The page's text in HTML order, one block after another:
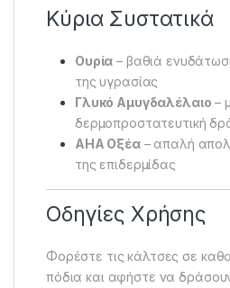
Κύρια Συστατικά
Ουρία – βαθιά
της υγρασίας
Γλυκό Αμυγδαλέλαιο –
δερμοπροστατευτική
AHA Οξέα– απαλή
της επιδερμίδας
Οδηγίες Χρήσης
Φορέστε τις κάλτσες σε
πόδια και αφήστε να